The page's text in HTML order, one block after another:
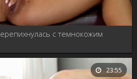
с темнокожим
23:55